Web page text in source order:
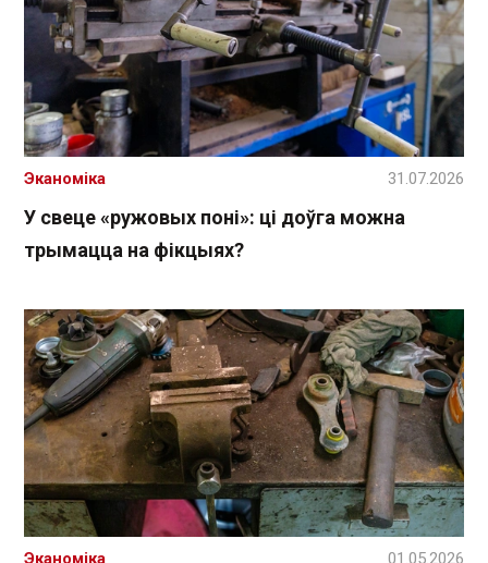
У свеце «ружовых поні»: ці доўга можна
трымацца на фікцыях?
Эканоміка 31.07.2026
Эканоміка 01.05.2026